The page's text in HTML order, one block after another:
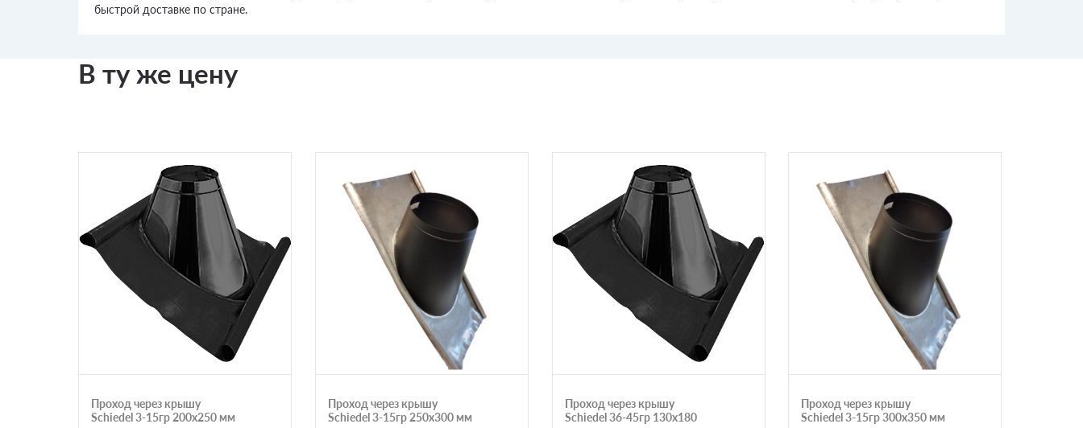
быстрой доставке по стране.
В ту же цену
Проход через крышу
Schiedel 3-15гр 200х250 мм
Проход через крышу
Schiedel 3-15гр 250х300 мм
Проход через крышу
Schiedel 36-45гр 130х180
Проход через крышу
Schiedel 3-15гр 300х350 мм